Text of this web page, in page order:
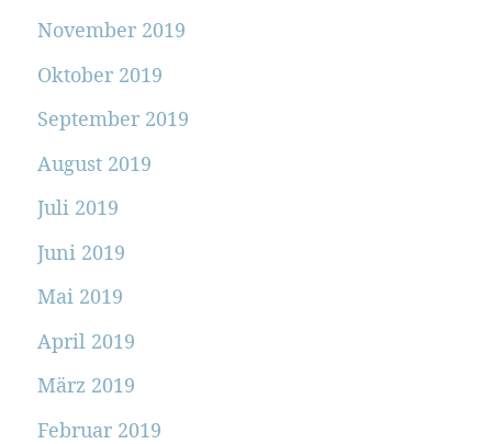
November 2019
Oktober 2019
September 2019
August 2019
Juli 2019
Juni 2019
Mai 2019
April 2019
März 2019
Februar 2019